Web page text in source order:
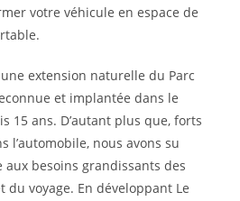
votre véhicule en espace de
extension naturelle du Parc
et implantée dans le
15 ans. D’autant plus que, forts
l’automobile, nous avons su
besoins grandissants des
voyage. En développant Le